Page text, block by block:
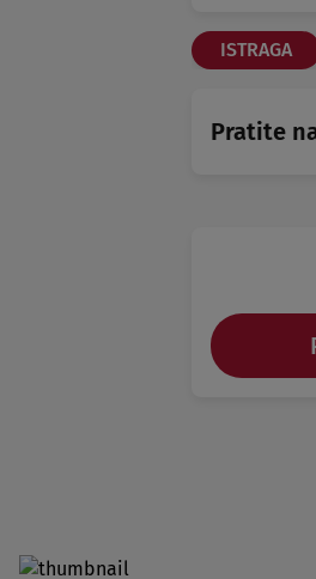
ISTRAGA
Pratite